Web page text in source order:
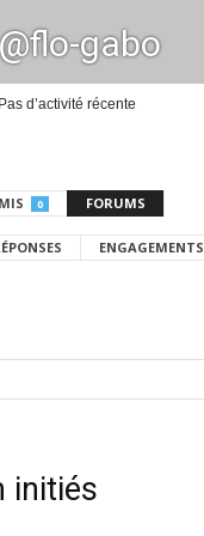
@flo-gabo
Pas d’activité récente
0 FORUMS
ENGAGEMENTS
initiés